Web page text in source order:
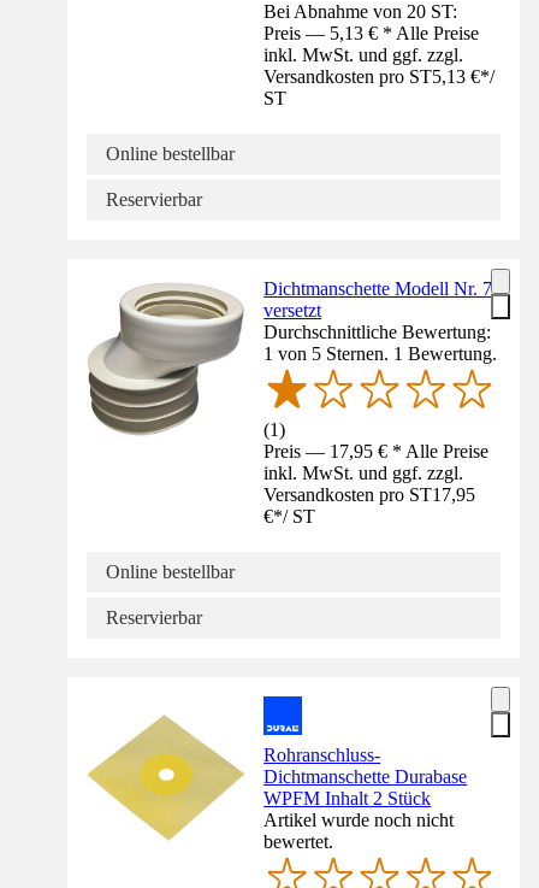
Bei Abnahme von 20 ST:
Preis — 5,13 € * Alle Preise
inkl. MwSt. und ggf. zzgl.
Versandkosten pro ST5,13 €*/
ST
Online bestellbar
Reservierbar
Dichtmanschette Modell Nr. 7
versetzt
Durchschnittliche Bewertung:
1 von 5 Sternen. 1 Bewertung.
(1)
Preis — 17,95 € * Alle Preise
inkl. MwSt. und ggf. zzgl.
Versandkosten pro ST17,95
€*/ ST
Online bestellbar
Reservierbar
Rohranschluss-
Dichtmanschette Durabase
WPFM Inhalt 2 Stück
Artikel wurde noch nicht
bewertet.